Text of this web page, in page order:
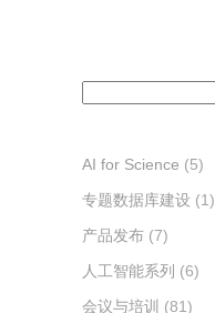
AI for Science (5)
专题数据库建设 (1)
产品发布 (7)
人工智能系列 (6)
会议与培训 (81)